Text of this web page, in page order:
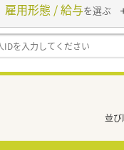
雇用形態 / 給与を選ぶ
並び